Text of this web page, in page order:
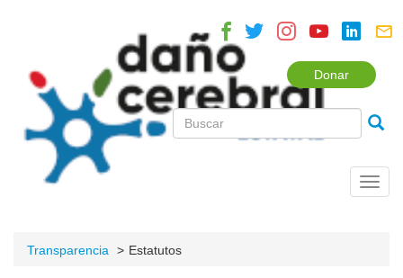
Donar
Transparencia Estatutos